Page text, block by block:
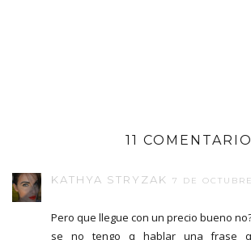
11
KATHYA STRYZAK 7 DE
Pero que llegue con un precio bueno
se no tengo q hablar una frase